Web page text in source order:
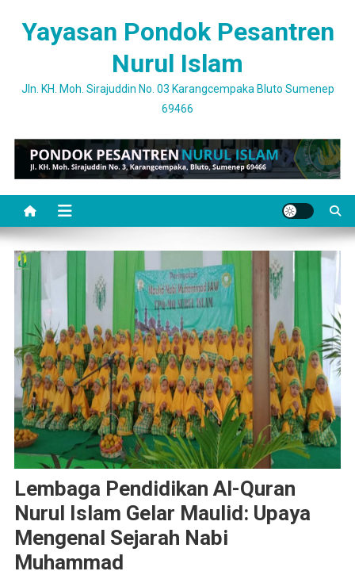
Yayasan Pondok Pesantren
Nurul Islam
Jln. KH. Moh. Sirajuddin No. 03 Karangcempaka Bluto Sumenep
69466
Lembaga Pendidikan Al-Quran
Nurul Islam Gelar Maulid: Upaya
Mengenal Sejarah Nabi
Muhammad